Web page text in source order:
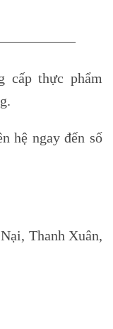
cấp thực phẩm
hệ ngay đến số
Thanh Xuân,